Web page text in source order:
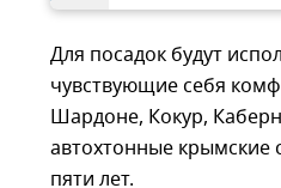
Для посадок будут
чувствующие себя
Шардоне, Кокур,
автохтонные крымские
пяти лет.